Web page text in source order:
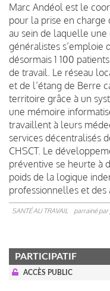
Marc Andéol est le
pour la prise en charge
au sein de laquelle une
généralistes s’emploie
désormais 1 100
de travail. Le réseau
et de l’étang de Berre
territoire grâce à un
une mémoire
travaillent à leurs
services décentralisés
CHSCT. Le
préventive se heurte à
poids de la logique
professionnelles et des
SANTÉ AU TRAVAIL parrainé par
PARTICIPATIF
ACCÈS PUBLIC